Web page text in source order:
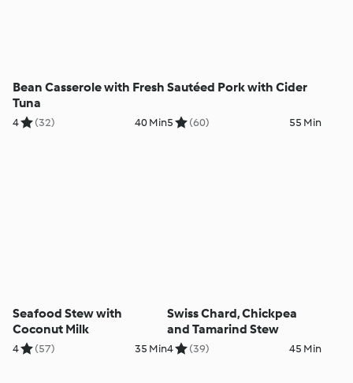
Bean Casserole with Fresh
Tuna
4 (32) 40 Min
Sautéed Pork with Cider
5 (60) 55 Min
Seafood Stew with
Coconut Milk
4 (57) 35 Min
Swiss Chard, Chickpea
and Tamarind Stew
4 (39) 45 Min